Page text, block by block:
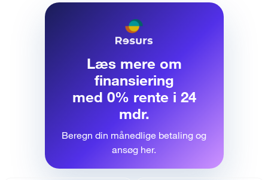
Læs mere om
finansiering
med 0% rente i 24
mdr.
Beregn din månedlige betaling og
ansøg her.